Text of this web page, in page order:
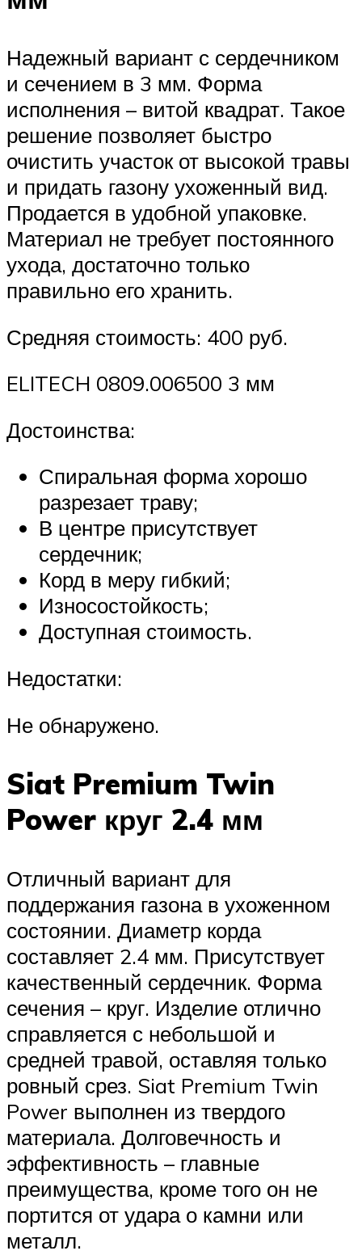
Надежный вариант с сердечником
и сечением в 3 мм. Форма
исполнения – витой квадрат. Такое
решение позволяет быстро
очистить участок от высокой травы
и придать газону ухоженный вид.
Продается в удобной упаковке.
Материал не требует постоянного
ухода, достаточно только
правильно его хранить.
Средняя стоимость: 400 руб.
ELITECH 0809.006500 3 мм
Достоинства:
Спиральная форма хорошо
разрезает траву;
В центре присутствует
сердечник;
Корд в меру гибкий;
Износостойкость;
Доступная стоимость.
Недостатки:
Не обнаружено.
Siat Premium Twin
Power круг 2.4 мм
Отличный вариант для
поддержания газона в ухоженном
состоянии. Диаметр корда
составляет 2.4 мм. Присутствует
качественный сердечник. Форма
сечения – круг. Изделие отлично
справляется с небольшой и
средней травой, оставляя только
ровный срез. Siat Premium Twin
Power выполнен из твердого
материала. Долговечность и
эффективность – главные
преимущества, кроме того он не
портится от удара о камни или
металл.